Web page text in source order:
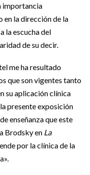
importancia
en la dirección de la
la escucha del
de su decir.
me ha resultado
que son vigentes tanto
su aplicación clínica
presente exposición
enseñanza que este
Brodsky en La
por la clínica de la